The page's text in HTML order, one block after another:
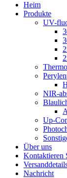
Heim
Produkte
UV-
NIR-
Up-
Über uns
Kontaktieren
Nachricht